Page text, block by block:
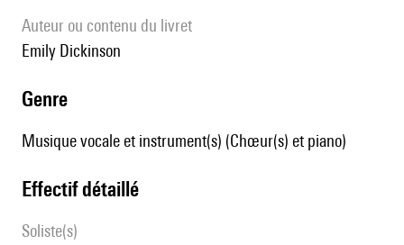
Auteur ou contenu du livret
Emily Dickinson
genre
Musique vocale et instrument(s) (Chœur(s) et piano)
effectif détaillé
Soliste(s)